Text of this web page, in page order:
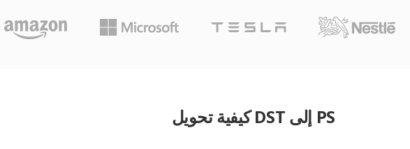
كيفية تحويل DST إلى PS